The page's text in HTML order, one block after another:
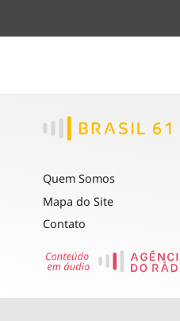
Quem Somos
Mapa do Site
Contato